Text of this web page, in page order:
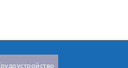
Трудоустройство